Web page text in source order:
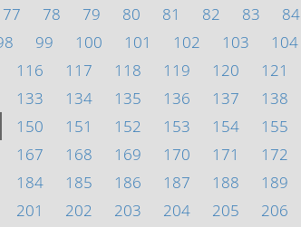
77 78 79 80 81 82 83 84
99 100 101 102 103 104
116 117 118 119 120 121
133 134 135 136 137 138
150 151 152 153 154 155
167 168 169 170 171 172
184 185 186 187 188 189
201 202 203 204 205 206